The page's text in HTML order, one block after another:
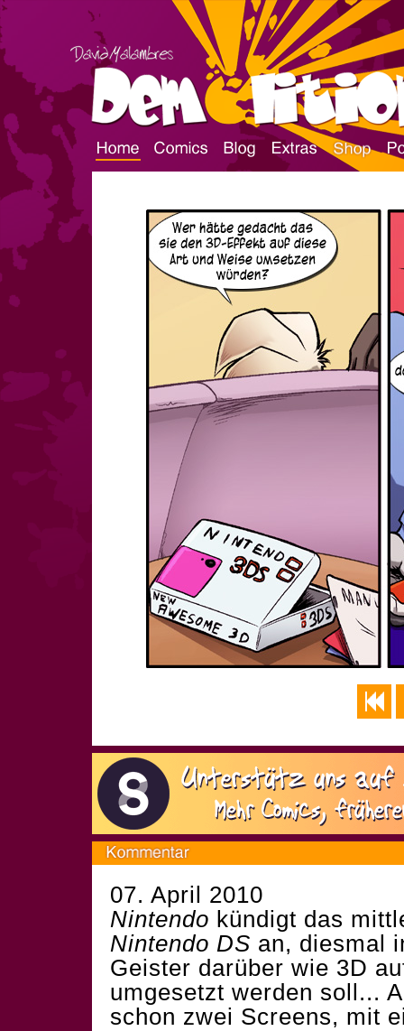
07. April 2010
Nintendo kündigt das
Nintendo DS an, diesmal
Geister darüber wie 3D
umgesetzt werden soll...
schon zwei Screens, mit